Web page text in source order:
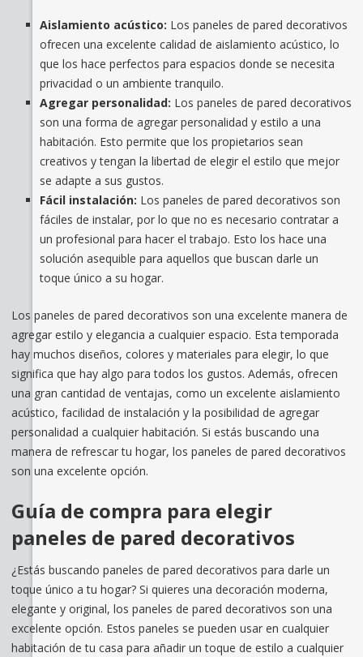
Aislamiento acústico: Los paneles de pared decorativos
ofrecen una excelente calidad de aislamiento acústico, lo
que los hace perfectos para espacios donde se necesita
privacidad o un ambiente tranquilo.
Agregar personalidad: Los paneles de pared decorativos
son una forma de agregar personalidad y estilo a una
habitación. Esto permite que los propietarios sean
creativos y tengan la libertad de elegir el estilo que mejor
se adapte a sus gustos.
Fácil instalación: Los paneles de pared decorativos son
fáciles de instalar, por lo que no es necesario contratar a
un profesional para hacer el trabajo. Esto los hace una
solución asequible para aquellos que buscan darle un
toque único a su hogar.
Los paneles de pared decorativos son una excelente manera de
agregar estilo y elegancia a cualquier espacio. Esta temporada
hay muchos diseños, colores y materiales para elegir, lo que
significa que hay algo para todos los gustos. Además, ofrecen
una gran cantidad de ventajas, como un excelente aislamiento
acústico, facilidad de instalación y la posibilidad de agregar
personalidad a cualquier habitación. Si estás buscando una
manera de refrescar tu hogar, los paneles de pared decorativos
son una excelente opción.
Guía de compra para elegir
paneles de pared decorativos
¿Estás buscando paneles de pared decorativos para darle un
toque único a tu hogar? Si quieres una decoración moderna,
elegante y original, los paneles de pared decorativos son una
excelente opción. Estos paneles se pueden usar en cualquier
habitación de tu casa para añadir un toque de estilo a cualquier